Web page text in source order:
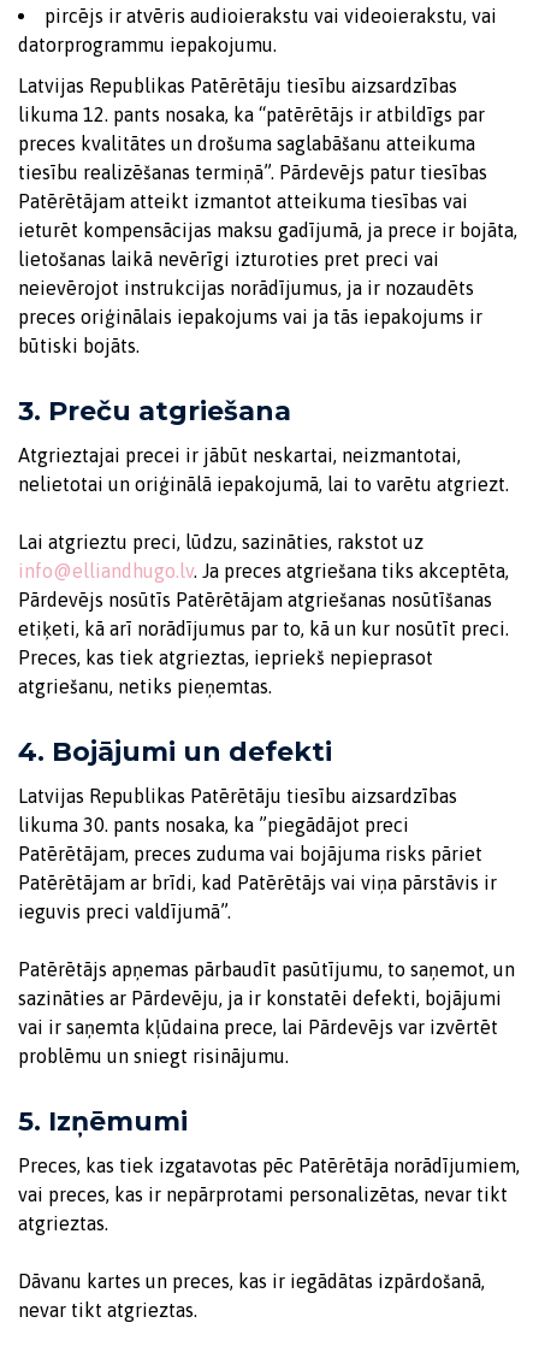
pircējs ir atvēris audioierakstu vai videoierakstu, vai
datorprogrammu iepakojumu.
Latvijas Republikas Patērētāju tiesību aizsardzības
likuma 12. pants nosaka, ka “patērētājs ir atbildīgs par
preces kvalitātes un drošuma saglabāšanu atteikuma
tiesību realizēšanas termiņā”. Pārdevējs patur tiesības
Patērētājam atteikt izmantot atteikuma tiesības vai
ieturēt kompensācijas maksu gadījumā, ja prece ir bojāta,
lietošanas laikā nevērīgi izturoties pret preci vai
neievērojot instrukcijas norādījumus, ja ir nozaudēts
preces oriģinālais iepakojums vai ja tās iepakojums ir
būtiski bojāts.
3. Preču atgriešana
Atgrieztajai precei ir jābūt neskartai, neizmantotai,
nelietotai un oriģinālā iepakojumā, lai to varētu atgriezt.
Lai atgrieztu preci, lūdzu, sazināties, rakstot uz
info@elliandhugo.lv. Ja preces atgriešana tiks akceptēta,
Pārdevējs nosūtīs Patērētājam atgriešanas nosūtīšanas
etiķeti, kā arī norādījumus par to, kā un kur nosūtīt preci.
Preces, kas tiek atgrieztas, iepriekš nepieprasot
atgriešanu, netiks pieņemtas.
4. Bojājumi un defekti
Latvijas Republikas Patērētāju tiesību aizsardzības
likuma 30. pants nosaka, ka ”piegādājot preci
Patērētājam, preces zuduma vai bojājuma risks pāriet
Patērētājam ar brīdi, kad Patērētājs vai viņa pārstāvis ir
ieguvis preci valdījumā”.
Patērētājs apņemas pārbaudīt pasūtījumu, to saņemot, un
sazināties ar Pārdevēju, ja ir konstatēi defekti, bojājumi
vai ir saņemta kļūdaina prece, lai Pārdevējs var izvērtēt
problēmu un sniegt risinājumu.
5. Izņēmumi
Preces, kas tiek izgatavotas pēc Patērētāja norādījumiem,
vai preces, kas ir nepārprotami personalizētas, nevar tikt
atgrieztas.
Dāvanu kartes un preces, kas ir iegādātas izpārdošanā,
nevar tikt atgrieztas.